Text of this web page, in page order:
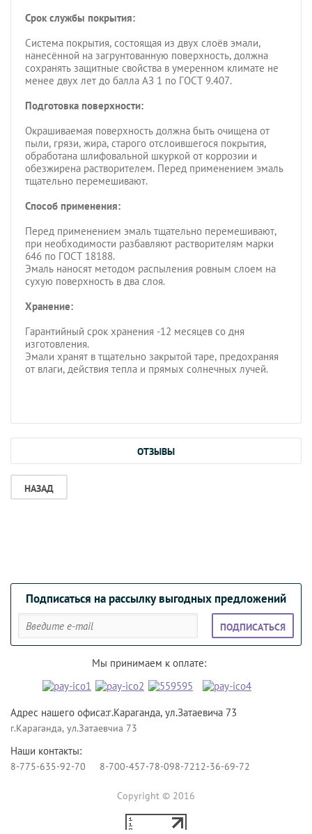
Срок службы покрытия:
Система покрытия, состоящая из двух слоёв эмали,
нанесённой на загрунтованную поверхность, должна
сохранять защитные свойства в умеренном климате не
менее двух лет до балла АЗ 1 по ГОСТ 9.407.
Подготовка поверхности:
Окрашиваемая поверхность должна быть очищена от
пыли, грязи, жира, старого отслоившегося покрытия,
обработана шлифовальной шкуркой от коррозии и
обезжирена растворителем. Перед применением эмаль
тщательно перемешивают.
Способ применения:
Перед применением эмаль тщательно перемешивают,
при необходимости разбавляют растворителям марки
646 по ГОСТ 18188.
Эмаль наносят методом распыления ровным слоем на
сухую поверхность в два слоя.
Хранение:
Гарантийный срок хранения -12 месяцев со дня
изготовления.
Эмали хранят в тщательно закрытой таре, предохраняя
от влаги, действия тепла и прямых солнечных лучей.
ОТЗЫВЫ
НАЗАД
Подписаться на рассылку выгодных предложений
ПОДПИСАТЬСЯ
Мы принимаем к оплате:
Адрес нашего офиса:г.Караганда, ул.Затаевича 73
г.Караганда, ул.Затаевчиа 73
Наши контакты:
8-775-635-92-70 8-700-457-78-098-7212-36-69-72
Copyright © 2016